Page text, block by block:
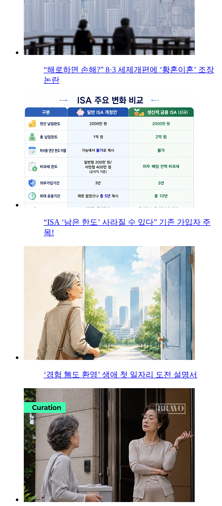
“해로하면 손해?” 8·3 세제개편에 ‘황혼이혼’ 조장
논란
“ISA ‘남은 한도’ 사라질 수 있다” 기존 가입자 주
목!
‘경험 無도 환영’ 생애 첫 일자리 도전 설명서